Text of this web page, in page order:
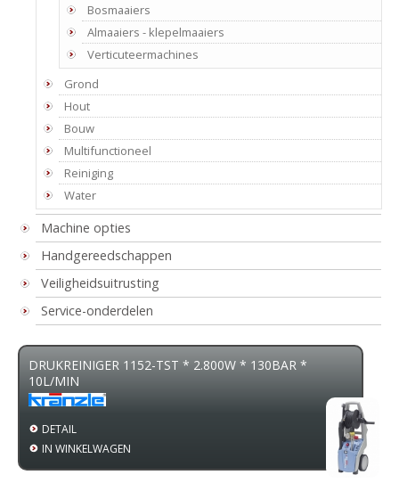
Bosmaaiers
Almaaiers - klepelmaaiers
Verticuteermachines
Grond
Hout
Bouw
Multifunctioneel
Reiniging
Water
Machine opties
Handgereedschappen
Veiligheidsuitrusting
Service-onderdelen
DRUKREINIGER 1152-TST * 2.800W * 130BAR *
10L/MIN
DETAIL
IN WINKELWAGEN